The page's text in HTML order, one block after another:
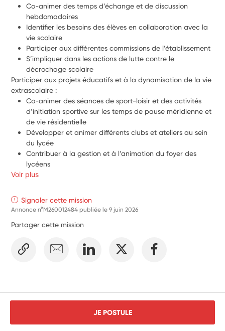
Co-animer des temps d’échange et de discussion
hebdomadaires
Identifier les besoins des élèves en collaboration avec la
vie scolaire
Participer aux différentes commissions de l’établissement
S’impliquer dans les actions de lutte contre le
décrochage scolaire
Participer aux projets éducatifs et à la dynamisation de la vie
extrascolaire :
Co-animer des séances de sport-loisir et des activités
d’initiation sportive sur les temps de pause méridienne et
de vie résidentielle
Développer et animer différents clubs et ateliers au sein
du lycée
Contribuer à la gestion et à l’animation du foyer des
lycéens
Voir plus
Signaler cette mission
Annonce n°M260012484 publiée le9 juin 2026
Partager cette mission
JE POSTULE